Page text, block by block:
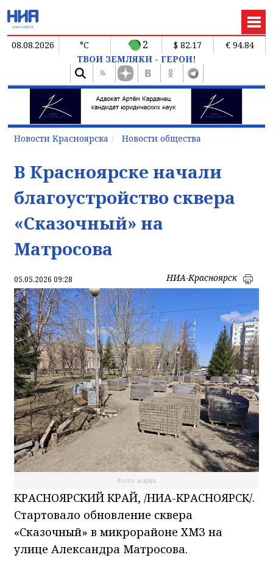
08.08.2026 °C 2 $ 82.17
€ 94.84
ТВОИ ЗЕМЛЯКИ - ГЕРОИ!
Новости Красноярска Новости общества
В Красноярске начали
благоустройство сквера
«Сказочный» на
Матросова
05.05.2026 09:28 НИА-Красноярск
Фото: мэрия
КРАСНОЯРСКИЙ КРАЙ, /НИА-КРАСНОЯРСК/.
Стартовало обновление сквера
«Сказочный» в микрорайоне ХМЗ на
улице Александра Матросова.